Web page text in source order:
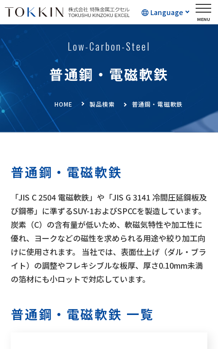
Language
Low-Carbon-Steel
普通鋼・電磁軟鉄
HOME 製品検索 普通鋼・電磁軟鉄
普通鋼・電磁軟鉄
「JIS C 2504 電磁軟鉄」や「JIS G 3141 冷間圧延鋼板及
び鋼帯」に準ずるSUY-1およびSPCCを製造しています。
炭素（C）の含有量が低いため、軟磁気特性や加工性に
優れ、ヨークなどの磁性を求められる用途や絞り加工向
けに使用されます。 当社では、表面仕上げ（ダル・ブラ
イト）の調整やフレキシブルな板厚、厚さ0.10mm未満
の箔材にも小ロットで対応しています。
普通鋼・電磁軟鉄 一覧